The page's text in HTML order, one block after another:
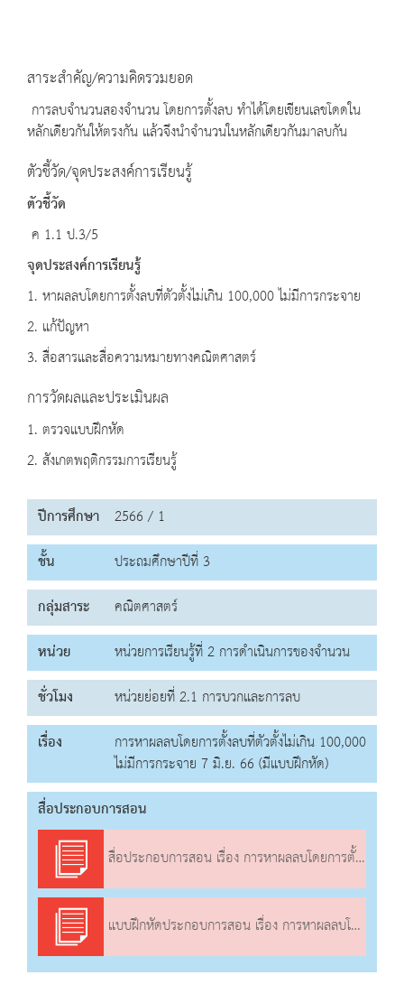
สาระสำคัญ/ความคิดรวมยอด
การลบจำนวนสองจำนวน โดยการตั้งลบ ทำได้โดยเขียนเลขโดดใน
หลักเดียวกันให้ตรงกัน แล้วจึงนำจำนวนในหลักเดียวกันมาลบกัน
ตัวชี้วัด/จุดประสงค์การเรียนรู้
ตัวชี้วัด
ค 1.1 ป.3/5
จุดประสงค์การเรียนรู้
1. หาผลลบโดยการตั้งลบที่ตัวตั้งไม่เกิน 100,000 ไม่มีการกระจาย
2. แก้ปัญหา
3. สื่อสารและสื่อความหมายทางคณิตศาสตร์
การวัดผลและประเมินผล
1. ตรวจแบบฝึกหัด
2. สังเกตพฤติกรรมการเรียนรู้
ปีการศึกษา 2566 / 1
ชั้น
ประถมศึกษาปีที่ 3
กลุ่มสาระ
คณิตศาสตร์
หน่วย
หน่วยการเรียนรู้ที่ 2 การดำเนินการของจำนวน
ชั่วโมง
หน่วยย่อยที่ 2.1 การบวกและการลบ
เรื่อง
การหาผลลบโดยการตั้งลบที่ตัวตั้งไม่เกิน 100,000
ไม่มีการกระจาย 7 มิ.ย. 66 (มีแบบฝึกหัด)
สื่อประกอบการสอน
สื่อประกอบการสอน เรื่อง การหาผลลบโดยการตั้งลบที่ตัวตั้งไม่เกิน 100,000 ไม่มีการกระจาย
แบบฝึกหัดประกอบการสอน เรื่อง การหาผลลบโดยการตั้งลบที่ตัวตั้งไม่เกิน 100,000 ไม่มีการกระจาย